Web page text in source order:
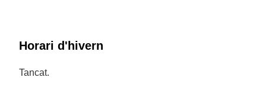
Horari d'hivern
Tancat.